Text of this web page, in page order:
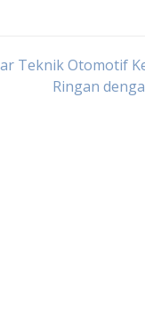
Teknik Otomotif
Ringan